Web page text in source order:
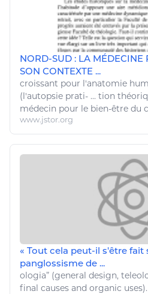
NORD-SUD : LA MÉDECINE
SON CONTEXTE ...
croissant pour l'anatomie
(l'autopsie prati- ... tion
médecin pour le bien-être du
www.jstor.org
« Tout cela peut-il s'être fait
panglossisme de ...
ologia” (general design,
final causes and organic